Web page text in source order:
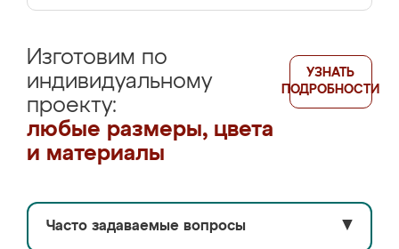
Изготовим по
индивидуальному
проекту:
любые размеры, цвета
и материалы
УЗНАТЬ
ПОДРОБНОСТИ
Часто задаваемые вопросы ▼